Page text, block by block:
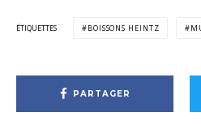
ÉTIQUETTES BOISSONS HEINTZ
PARTAGER